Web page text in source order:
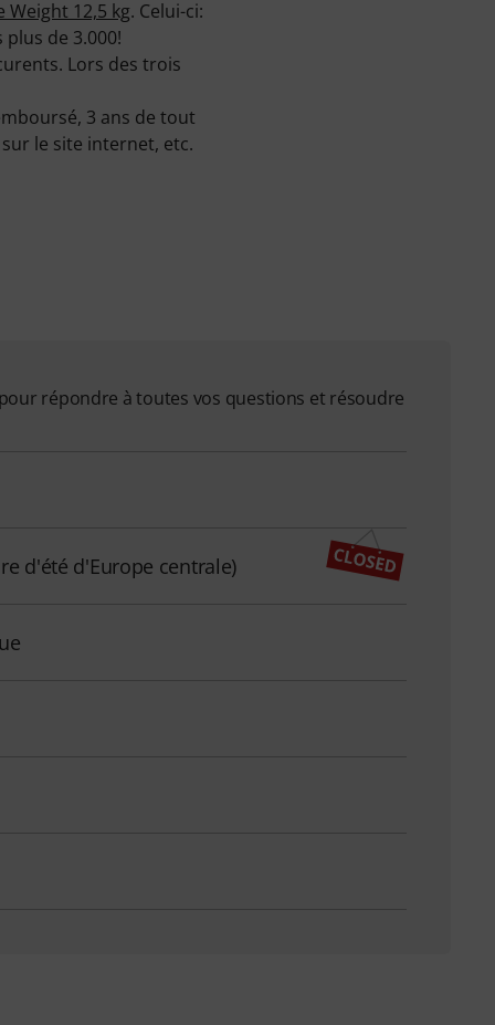
Weight 12,5 kg. Celui-ci:
de 3.000!
Lors des trois
3 ans de tout
le site internet, etc.
répondre à toutes vos questions et résoudre
d'été d'Europe centrale)